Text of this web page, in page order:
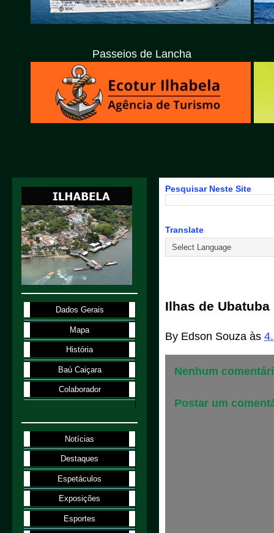
Passeios de Lancha
Pesquisar Neste Site
Translate
Ilhas de Ubatuba
By Edson Souza às
Nenhum
Postar um
Dados Gerais
Mapa
História
Baú Caiçara
Colaborador
Notícias
Destaques
Espetáculos
Exposições
Esportes